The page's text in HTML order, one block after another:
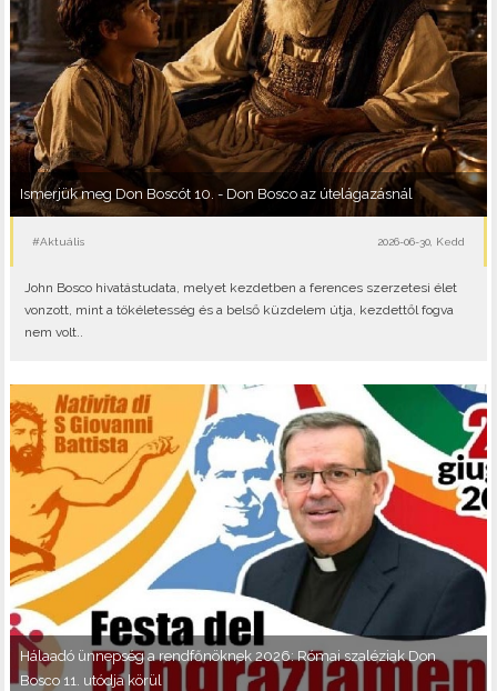
Ismerjük meg Don Boscót 10. - Don Bosco az útelágazásnál
#Aktuális 2026-06-30, Kedd
John Bosco hivatástudata, melyet kezdetben a ferences szerzetesi élet
vonzott, mint a tökéletesség és a belső küzdelem útja, kezdettől fogva
nem volt..
Hálaadó ünnepség a rendfőnöknek 2026: Római szaléziak Don
Bosco 11. utódja körül